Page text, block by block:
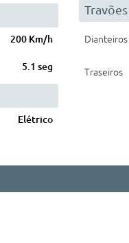
200 Km/h
5.1 seg
Elétrico
Travões
Dianteiros
Traseiros